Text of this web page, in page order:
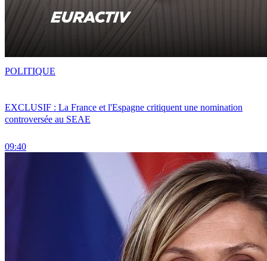
EXCLUSIF : La France et l'Espagne critiquent une nomination
controversée au SEAE
09:40
POLITIQUE